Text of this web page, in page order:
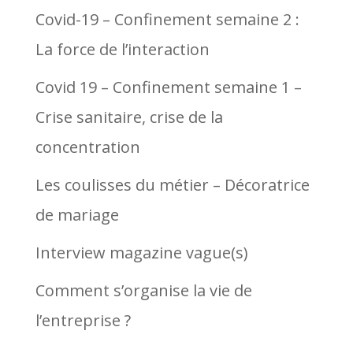
Covid-19 – Confinement semaine 2 :
La force de l’interaction
Covid 19 – Confinement semaine 1 –
Crise sanitaire, crise de la
concentration
Les coulisses du métier – Décoratrice
de mariage
Interview magazine vague(s)
Comment s’organise la vie de
l’entreprise ?